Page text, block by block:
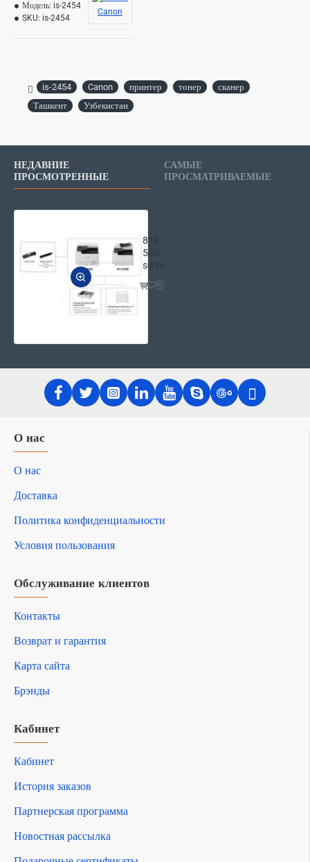
Модель: is-2454
SKU: is-2454
Canon
is-2454 Canon принтер тонер
сканер
Ташкент
Узбекистан
НЕДАВНИЕ
ПРОСМОТРЕННЫЕ
САМЫЕ
ПРОСМАТРИВАЕМЫЕ
812
500
soʻm
О нас
О нас
Доставка
Политика конфиденциальности
Условия пользования
Обслуживание клиентов
Контакты
Возврат и гарантия
Карта сайта
Брэнды
Кабинет
Кабинет
История заказов
Партнерская программа
Новостная рассылка